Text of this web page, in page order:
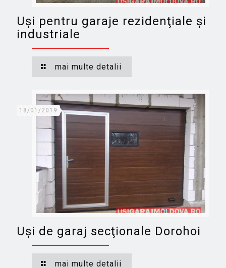
Uşi pentru garaje rezidenţiale şi
industriale
mai multe detalii
18/01/2019
Uşi de garaj secţionale Dorohoi
mai multe detalii